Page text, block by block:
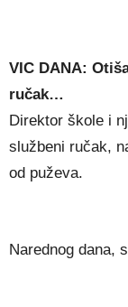
VIC DANA:
ručak…
Direktor škole i
službeni ručak,
od puževa.
Narednog dana,